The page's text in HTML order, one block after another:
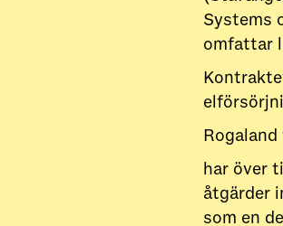
Systems
omfattar
har över
åtgärder
som en